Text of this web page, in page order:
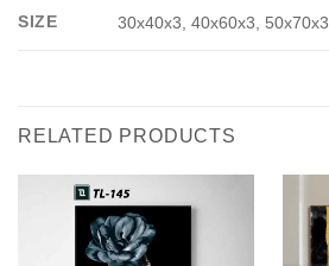
SIZE 30x40x3, 40x60x3, 50x70x3
RELATED PRODUCTS